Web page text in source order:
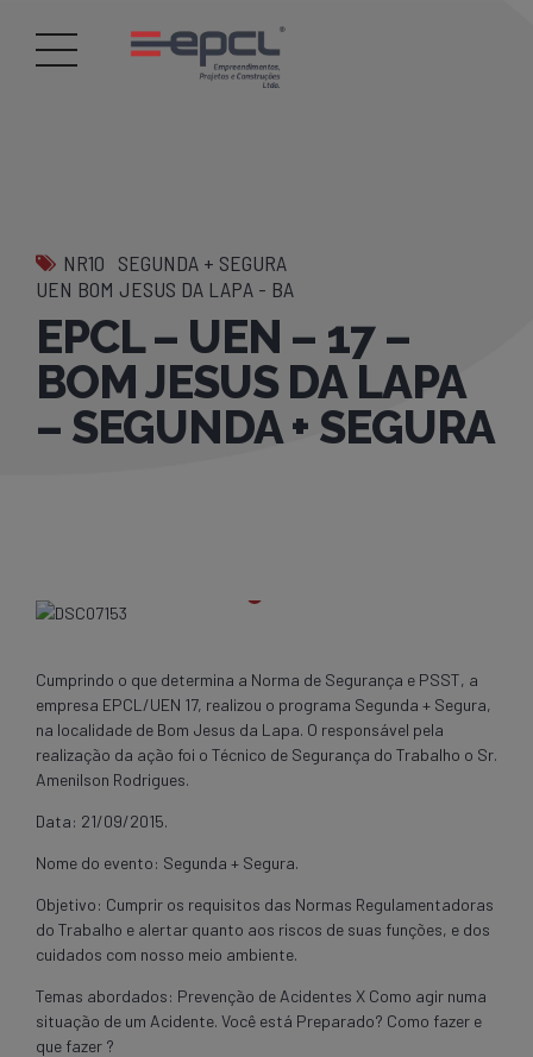
NR10 SEGUNDA + SEGURA
UEN BOM JESUS DA LAPA - BA
EPCL – UEN – 17 –
BOM JESUS DA LAPA
– SEGUNDA + SEGURA
Cumprindo o que determina a Norma de Segurança e PSST, a
empresa EPCL/UEN 17, realizou o programa Segunda + Segura,
na localidade de Bom Jesus da Lapa. O responsável pela
realização da ação foi o Técnico de Segurança do Trabalho o Sr.
Amenilson Rodrigues.
Data: 21/09/2015.
Nome do evento: Segunda + Segura.
Objetivo: Cumprir os requisitos das Normas Regulamentadoras
do Trabalho e alertar quanto aos riscos de suas funções, e dos
cuidados com nosso meio ambiente.
Temas abordados: Prevenção de Acidentes X Como agir numa
situação de um Acidente. Você está Preparado? Como fazer e
que fazer ?